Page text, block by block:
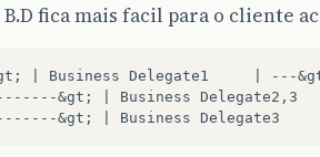
fica mais facil para o cliente
| Business Delegate1     | ---
---------&gt; | Business